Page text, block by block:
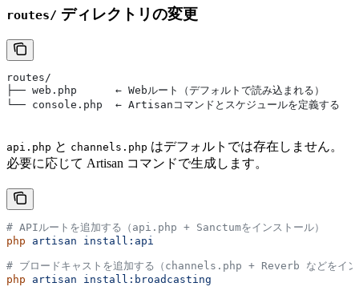
routes/ ディレクトリの変更
routes/
├── web.php      ← Webルート（デフォルトで読み込まれる）
└── console.php  ← Artisanコマンドとスケジュールを定義する
api.php と channels.php はデフォルトでは存在しません。
必要に応じて Artisan コマンドで生成します。
# APIルートを追加する（api.php + Sanctumをインストール）
php artisan install:api
# ブロードキャストを追加する（channels.php + Reverb などをイン
php artisan install:broadcasting